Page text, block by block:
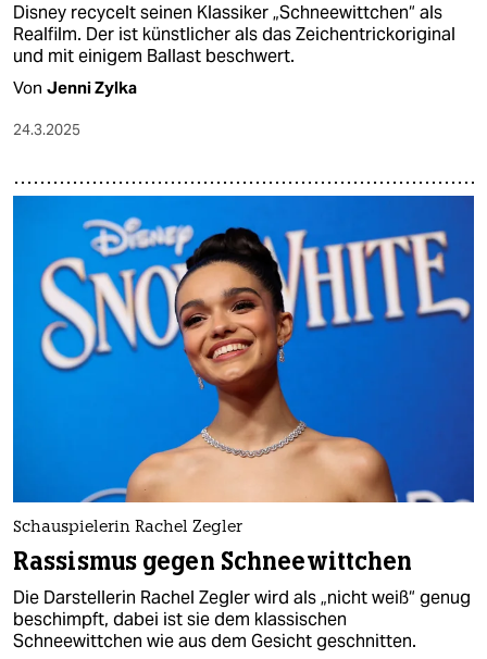
Disney recycelt seinen Klassiker „Schneewittchen“ als
Realfilm. Der ist künstlicher als das Zeichentrickoriginal
und mit einigem Ballast beschwert.
Von Jenni Zylka
24.3.2025
Schauspielerin Rachel Zegler
Rassismus gegen Schneewittchen
Die Darstellerin Rachel Zegler wird als „nicht weiß“ genug
beschimpft, dabei ist sie dem klassischen
Schneewittchen wie aus dem Gesicht geschnitten.